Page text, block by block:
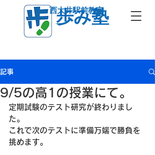
歩み塾
西大井駅前教室
記事
9/5の高1の授業にて。
定期試験のテスト研究が終わりまし
た。
これで次のテストに準備万端で勝負を
挑めます。